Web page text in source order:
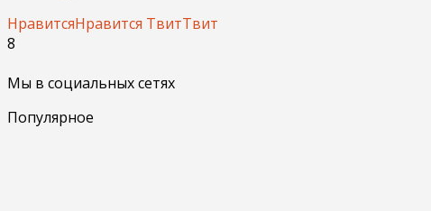
НравитсяНравится ТвитТвит
8
Мы в социальных сетях
Популярное